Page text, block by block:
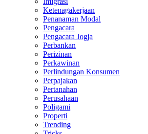
Ketenagakerjaan
Penanaman Modal
Pengacara
Pengacara Jogja
Perbankan
Perizinan
Perkawinan
Perlindungan Konsumen
Perpajakan
Pertanahan
Perusahaan
Poligami
Properti
Trending